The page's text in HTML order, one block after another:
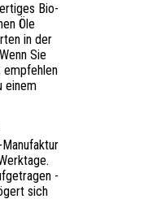
Bio-
Öle
in der
Sie
empfehlen
einem
-
sich